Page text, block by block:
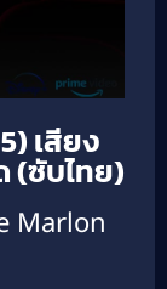
เสียง
(ซับไทย)
Marlon